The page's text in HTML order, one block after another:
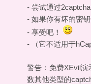
- 尝试通过
- 如果你有坏的密
- 享受吧！
- （它不适用于
警告：免费XEvil演
数其他类型的